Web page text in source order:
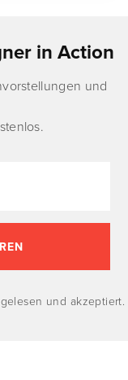
in Action
und
und akzeptiert.